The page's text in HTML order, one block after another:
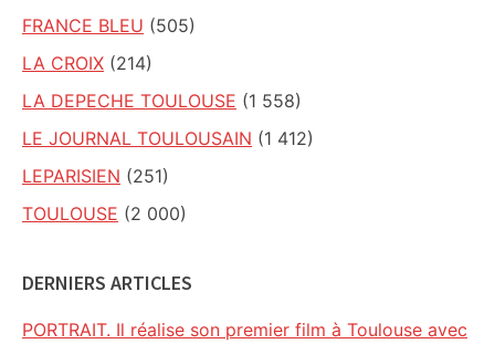
FRANCE BLEU (505)
LA CROIX (214)
LA DEPECHE TOULOUSE (1 558)
LE JOURNAL TOULOUSAIN (1 412)
LEPARISIEN (251)
TOULOUSE (2 000)
DERNIERS ARTICLES
PORTRAIT. Il réalise son premier film à Toulouse avec